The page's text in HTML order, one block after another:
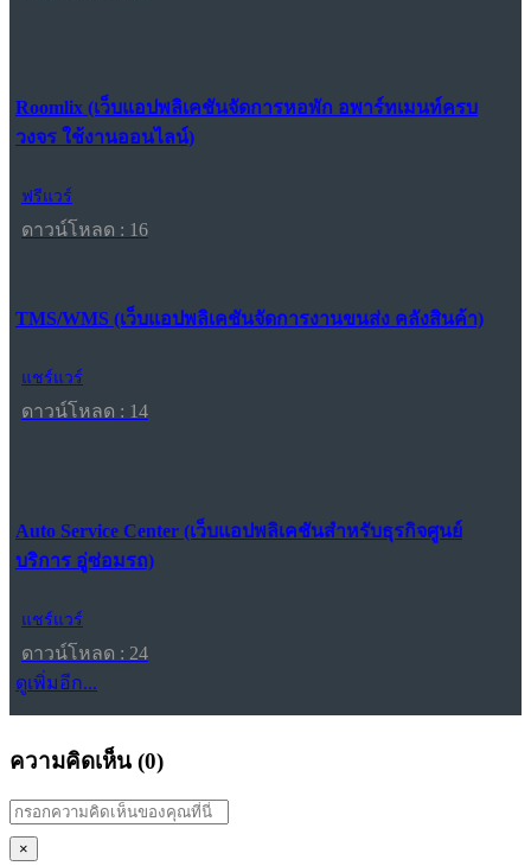
Roomlix (เว็บแอปพลิเคชันจัดการหอพัก อพาร์ทเมนท์ครบ
วงจร ใช้งานออนไลน์)
ฟรีแวร์
ดาวน์โหลด : 16
TMS/WMS (เว็บแอปพลิเคชันจัดการงานขนส่ง คลังสินค้า)
แชร์แวร์
ดาวน์โหลด : 14
Auto Service Center (เว็บแอปพลิเคชันสำหรับธุรกิจศูนย์
บริการ อู่ซ่อมรถ)
แชร์แวร์
ดาวน์โหลด : 24
ดูเพิ่มอีก...
ความคิดเห็น (0)
×